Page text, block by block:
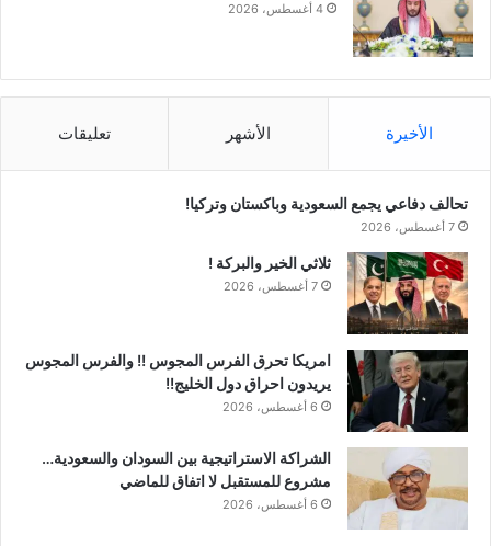
4 أغسطس، 2026
الأخيرة الأشهر تعليقات
تحالف دفاعي يجمع السعودية وباكستان وتركيا!
7 أغسطس، 2026
ثلاثي الخير والبركة !
7 أغسطس، 2026
امريكا تحرق الفرس المجوس !! والفرس المجوس
يريدون احراق دول الخليج!!
6 أغسطس، 2026
الشراكة الاستراتيجية بين السودان والسعودية…
مشروع للمستقبل لا اتفاق للماضي
6 أغسطس، 2026